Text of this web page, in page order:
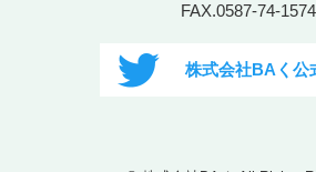
FAX.0587-74-1574
株式会社BAく公